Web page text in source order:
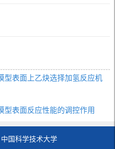
型表面上乙炔选择加氢反应机
型表面反应性能的调控作用
国科学技术大学